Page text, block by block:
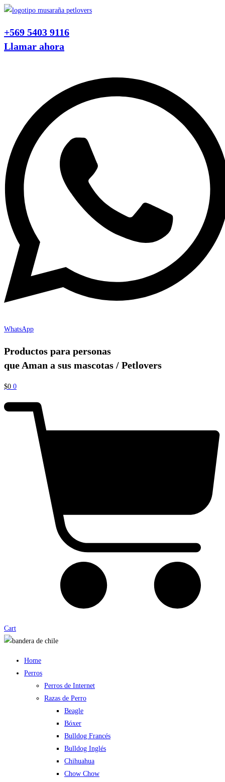
Ir
contenido
+569 5403 9116
Llamar ahora
WhatsApp
Productos para personas
que Aman a sus mascotas / Petlovers
$0 0
Cart
Home
Perros
Perros de Internet
Razas de Perro
Beagle
Bóxer
Bulldog Francés
Bulldog Inglés
Chihuahua
Chow Chow